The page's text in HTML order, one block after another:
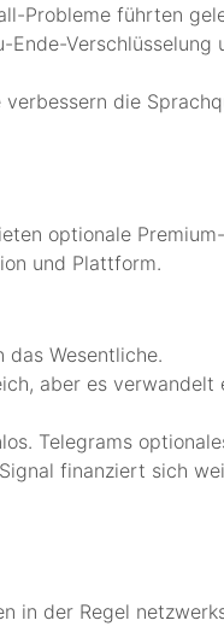
Probleme führten
Verschlüsselung
die
optionale
und Plattform.
das Wesentliche.
aber es verwandelt
Telegrams
finanziert sich
in der Regel